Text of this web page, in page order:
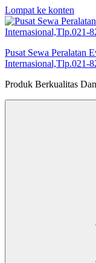
Lompat ke konten
Pusat Sewa Peralatan
Internasional,Tlp.021-
Produk Berkualitas